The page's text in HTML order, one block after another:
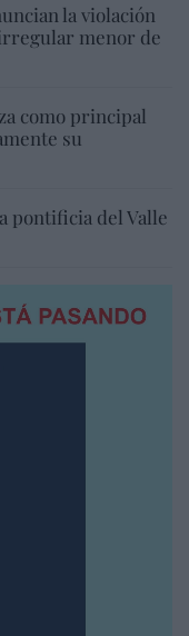
la violación
menor de
como principal
su
pontificia del Valle